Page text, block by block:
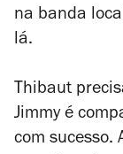
na banda
lá.
Thibaut
Jimmy é
com sucesso.